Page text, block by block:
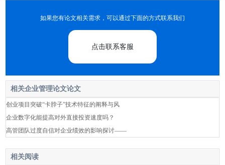
如果您有论文相关需求，可以通过下面的方式联系我们
点击联系客服
相关企业管理论文论文
创业项目突破“卡脖子”技术特征的阐释与风
企业数字化能提高对外直接投资速度吗？
高管团队过度自信对企业绩效的影响探讨——
相关阅读